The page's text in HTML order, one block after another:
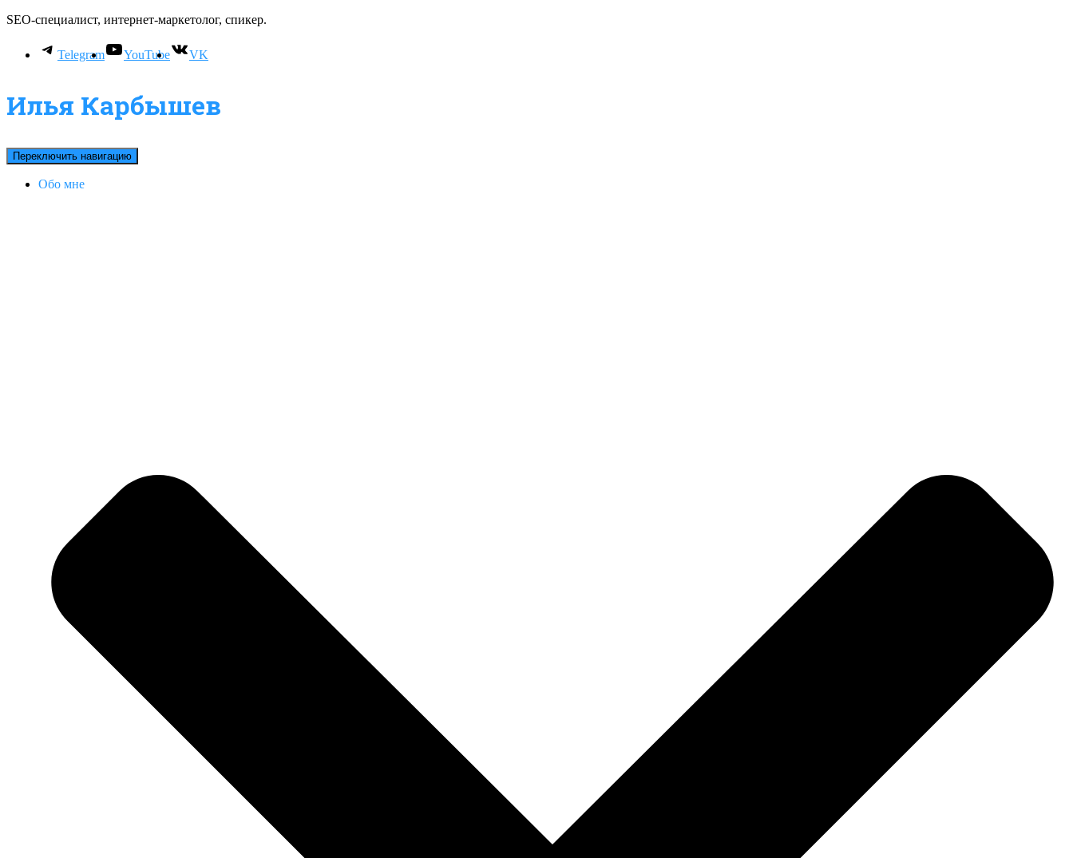
SEO-специалист, интернет-маркетолог, спикер.
Telegram YouTube VK
Илья Карбышев
Переключить навигацию
Обо мне